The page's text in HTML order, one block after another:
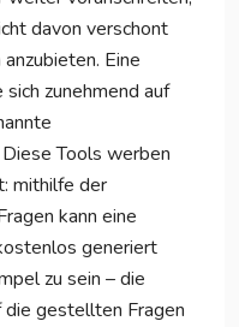
davon verschont
Eine
zunehmend auf
Tools werben
mithilfe der
kann eine
generiert
zu sein – die
gestellten Fragen